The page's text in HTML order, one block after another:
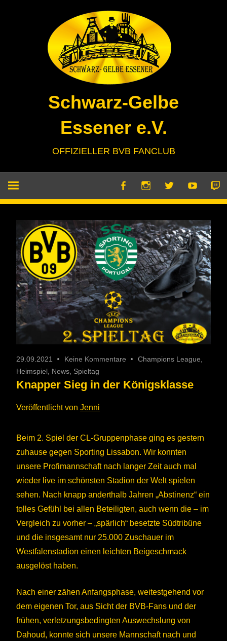
Schwarz-Gelbe
Essener e.V.
OFFIZIELLER BVB FANCLUB
29.09.2021 Keine Kommentare Champions League
Heimspiel News Spieltag
Knapper Sieg in der Königsklasse
Veröffentlicht von Jenni
Beim 2. Spiel der CL-Gruppenphase ging es gestern
zuhause gegen Sporting Lissabon. Wir konnten
unsere Profimannschaft nach langer Zeit auch mal
wieder live im schönsten Stadion der Welt spielen
sehen. Nach knapp anderthalb Jahren „Abstinenz“ ein
tolles Gefühl bei allen Beteiligten, auch wenn die – im
Vergleich zu vorher – „spärlich“ besetzte Südtribüne
und die insgesamt nur 25.000 Zuschauer im
Westfalenstadion einen leichten Beigeschmack
ausgelöst haben.
Nach einer zähen Anfangsphase, weitestgehend vor
dem eigenen Tor, aus Sicht der BVB-Fans und der
frühen, verletzungsbedingten Auswechslung von
Dahoud, konnte sich unsere Mannschaft nach und